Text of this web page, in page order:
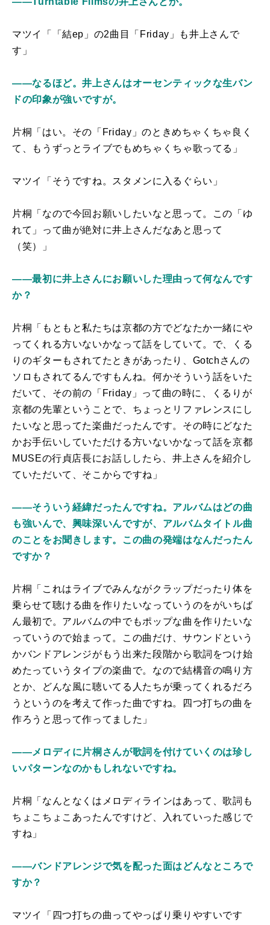
マツイ「「結ep」の2曲目「Friday」も井上さんで
す」
――なるほど。井上さんはオーセンティックな生バン
ドの印象が強いですが。
片桐「はい。その「Friday」のときめちゃくちゃ良く
て、もうずっとライブでもめちゃくちゃ歌ってる」
マツイ「そうですね。スタメンに入るぐらい」
片桐「なので今回お願いしたいなと思って。この「ゆ
れて」って曲が絶対に井上さんだなあと思って
（笑）」
――最初に井上さんにお願いした理由って何なんです
か？
片桐「もともと私たちは京都の方でどなたか一緒にや
ってくれる方いないかなって話をしていて。で、くる
りのギターもされてたときがあったり、Gotchさんの
ソロもされてるんですもんね。何かそういう話をいた
だいて、その前の「Friday」って曲の時に、くるりが
京都の先輩ということで、ちょっとリファレンスにし
たいなと思ってた楽曲だったんです。その時にどなた
かお手伝いしていただける方いないかなって話を京都
MUSEの行貞店長にお話ししたら、井上さんを紹介し
ていただいて、そこからですね」
――そういう経緯だったんですね。アルバムはどの曲
も強いんで、興味深いんですが、アルバムタイトル曲
のことをお聞きします。この曲の発端はなんだったん
ですか？
片桐「これはライブでみんながクラップだったり体を
乗らせて聴ける曲を作りたいなっていうのをがいちば
ん最初で。アルバムの中でもポップな曲を作りたいな
っていうので始まって。この曲だけ、サウンドという
かバンドアレンジがもう出来た段階から歌詞をつけ始
めたっていうタイプの楽曲で。なので結構音の鳴り方
とか、どんな風に聴いてる人たちが乗ってくれるだろ
うというのを考えて作った曲ですね。四つ打ちの曲を
作ろうと思って作ってました」
――メロディに片桐さんが歌詞を付けていくのは珍し
いパターンなのかもしれないですね。
片桐「なんとなくはメロディラインはあって、歌詞も
ちょこちょこあったんですけど、入れていった感じで
すね」
――バンドアレンジで気を配った面はどんなところで
すか？
マツイ「四つ打ちの曲ってやっぱり乗りやすいです